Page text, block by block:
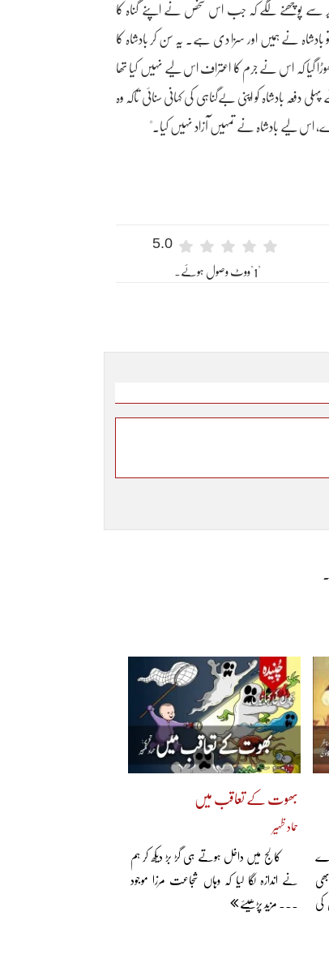
سے پوچھنے لگے کہ جب اس شخص نے اپنے گناہ کا
بادشاہ نے ہمیں اور سزا دی ہے۔ یہ سن کر بادشاہ کا
چھوڑا گیا کہ اس نے جرم کا اعتراف اس لیے نہیں کیا تھا
دفعہ بادشاہ کو اپنی بےگناہی کی کہانی سنائی تاکہ وہ
اس لیے بادشاہ نے تمہیں آزاد نہیں کیا۔"
5.0
"1"ووٹ وصول ہوئے۔
کی
بھوت کے تعاقب میں
حماد ظہیر
کالج میں داخل ہوتے ہی گڑ بڑ دیکھ کر ہم
نے اندازہ لگا لیا کہ وہاں شجاعت مرزا موجود
... مزید پڑھیئے